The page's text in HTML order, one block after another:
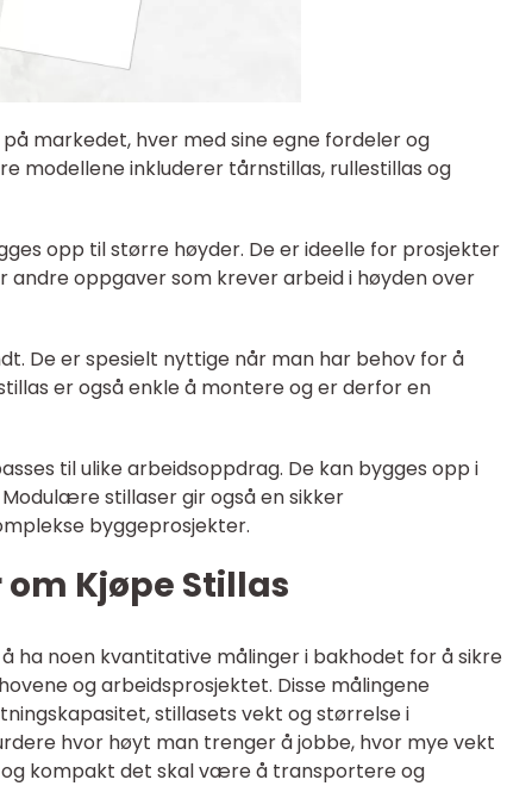
markedet, hver med sine egne fordeler og
modellene inkluderer tårnstillas, rullestillas og
opp til større høyder. De er ideelle for prosjekter
andre oppgaver som krever arbeid i høyden over
De er spesielt nyttige når man har behov for å
er også enkle å montere og er derfor en
til ulike arbeidsoppdrag. De kan bygges opp i
stillaser gir også en sikker
byggeprosjekter.
Kjøpe Stillas
ha noen kvantitative målinger i bakhodet for å sikre
og arbeidsprosjektet. Disse målingene
stillasets vekt og størrelse i
hvor høyt man trenger å jobbe, hvor mye vekt
kompakt det skal være å transportere og